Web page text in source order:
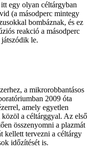
egy olyan céltárgyban
(a másodperc mintegy
bombáznak, és ez
reakció a másodperc
le.
a mikrorobbantásos
2009 óta
amely egyetlen
a céltárggyal. Az első
összenyomni a plazmát
kellett tervezni a céltárgy
időzítését is.